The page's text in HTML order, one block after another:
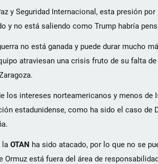
y Seguridad Internacional, esta presión
y no está saliendo como Trump habría
no está ganada y puede durar mucho
atraviesan una crisis fruto de su falta
los intereses norteamericanos y menos de
estadunidense, como ha sido el caso de
la OTAN ha sido atacado, por lo que no se
está fuera del área de